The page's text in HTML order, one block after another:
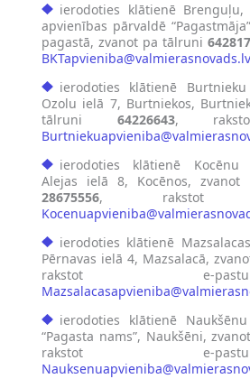
ierodoties klātienē
apvienības pārvaldē
pagastā, zvanot pa tālruni
BKTapvieniba@valmierasnovads.lv
ierodoties klātienē
Ozolu ielā 7, Burtniekos,
tālruni 64226643,
ierodoties klātienē Kocēnu
Alejas ielā 8, Kocēnos,
28675556, rakstot
ierodoties klātienē
Pērnavas ielā 4, Mazsalacā,
rakstot e-
ierodoties klātienē
“Pagasta nams”, Naukšēni,
rakstot e-